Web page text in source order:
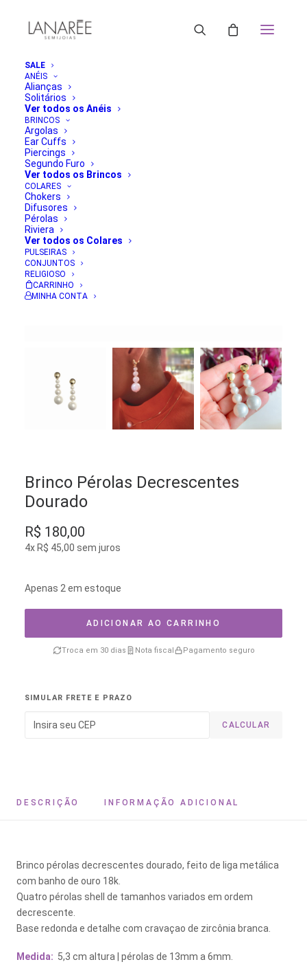
SALE
ANÉIS
Alianças
Solitários
Ver todos os Anéis
BRINCOS
Argolas
Ear Cuffs
Piercings
Segundo Furo
Ver todos os Brincos
COLARES
Chokers
Difusores
Pérolas
Riviera
Ver todos os Colares
PULSEIRAS
CONJUNTOS
RELIGIOSO
CARRINHO
MINHA CONTA
Brinco Pérolas Decrescentes
Dourado
R$ 180,00
4x R$ 45,00 sem juros
Apenas 2 em estoque
ADICIONAR AO CARRINHO
Troca em 30 dias Nota fiscal Pagamento seguro
SIMULAR FRETE E PRAZO
CALCULAR
DESCRIÇÃO INFORMAÇÃO ADICIONAL
Brinco pérolas decrescentes dourado, feito de liga metálica
com banho de ouro 18k.
Quatro pérolas shell de tamanhos variados em ordem
decrescente.
Base redonda e detalhe com cravaçao de zircônia branca.
Medida: 5,3 cm altura | pérolas de 13mm a 6mm.